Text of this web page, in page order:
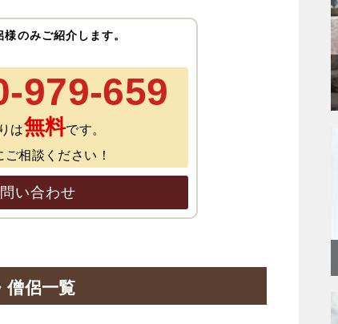
のみご紹介します。
979-659
は無料です。
ご相談ください！
い合わせ
僧侶一覧